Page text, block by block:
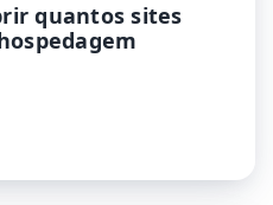
quantos sites